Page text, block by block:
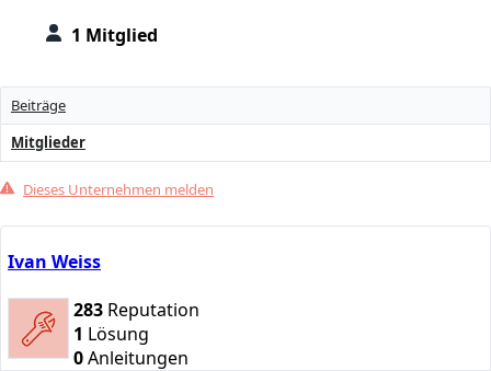
1 Mitglied
Beiträge
Mitglieder
Dieses Unternehmen melden
Ivan Weiss
283 Reputation
1 Lösung
0Anleitungen